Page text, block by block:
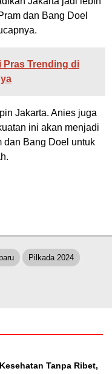
dan Bang Doel
Pras Trending di
Jakarta. Anies juga
ini akan menjadi
dan Bang Doel untuk
Pilkada 2024
Tanpa Ribet,